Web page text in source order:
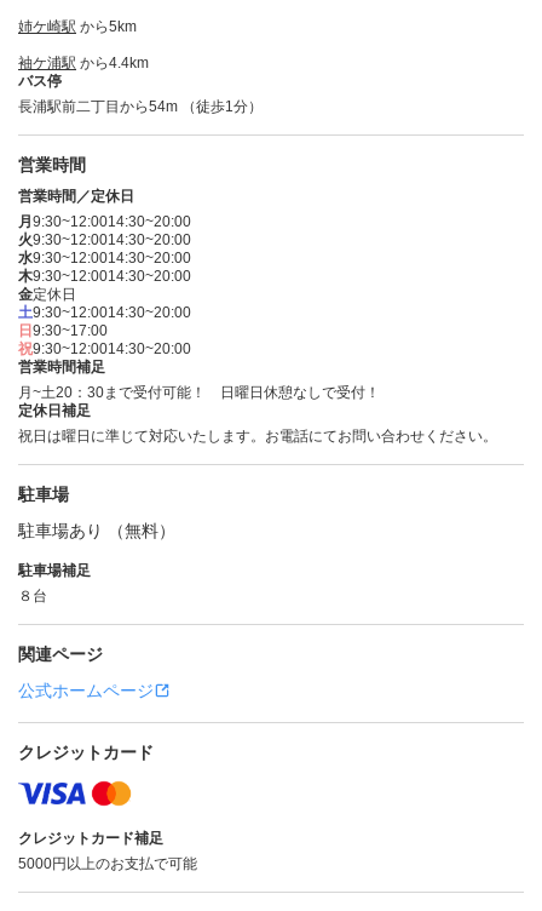
姉ケ崎駅 から5km
袖ケ浦駅 から4.4km
バス停
長浦駅前二丁目から54m （徒歩1分）
営業時間
営業時間／定休日
月 9:30~12:0014:30~20:00
火9:30~12:0014:30~20:00
水9:30~12:0014:30~20:00
木9:30~12:0014:30~20:00
金定休日
土9:30~12:0014:30~20:00
日 9:30~17:00
祝9:30~12:0014:30~20:00
営業時間補足
月~土20：30まで受付可能！ 日曜日休憩なしで受付！
定休日補足
祝日は曜日に準じて対応いたします。お電話にてお問い合わせください。
駐車場
駐車場あり （無料）
駐車場補足
８台
関連ページ
公式ホームページ
クレジットカード
クレジットカード補足
5000円以上のお支払で可能